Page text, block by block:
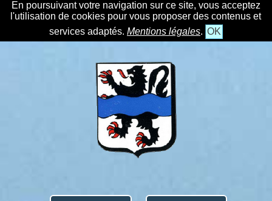
En poursuivant votre navigation sur ce site, vous acceptez
l'utilisation de cookies pour vous proposer des contenus et
services adaptés. Mentions légales. OK